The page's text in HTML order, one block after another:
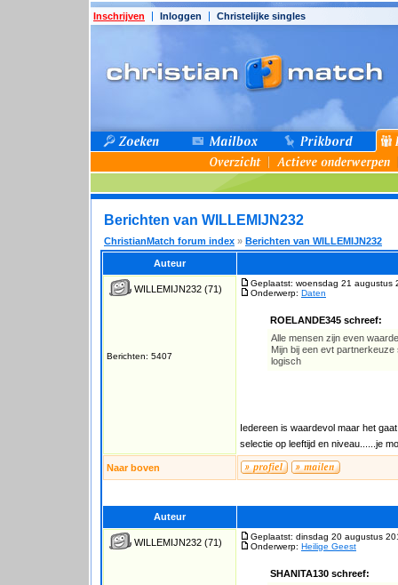
Inschrijven Inloggen Christelijke singles
Berichten van WILLEMIJN232
ChristianMatch forum index » Berichten van WILLEMIJN232
Auteur
WILLEMIJN232 (71)
Berichten: 5407
Geplaatst: woensdag 21 augustus
Onderwerp: Daten
ROELANDE345 schreef:
Alle mensen zijn even
Mijn bij een evt
logisch
Iedereen is waardevol maar het
selectie op leeftijd en niveau......je
Naar boven
Auteur
WILLEMIJN232 (71)
Geplaatst: dinsdag 20 augustus
Onderwerp: Heilige Geest
SHANITA130 schreef: